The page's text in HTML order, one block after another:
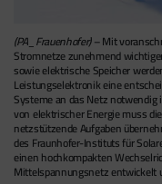
(PA_Frauenhofer)– Mit
Stromnetze zunehmend
sowie elektrische Speicher
Leistungselektronik eine
Systeme an das Netz notwendig
von elektrischer Energie muss
netzstützende Aufgaben
des Fraunhofer-Instituts für
einen hochkompakten
Mittelspannungsnetz entwickelt